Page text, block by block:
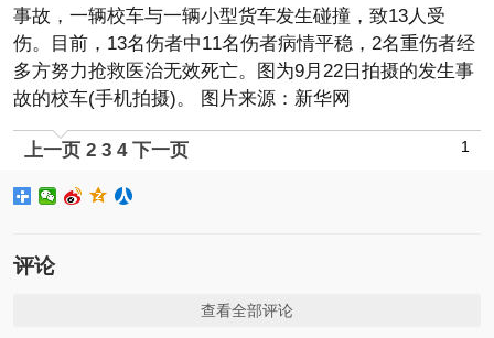
事故，一辆校车与一辆小型货车发生碰撞，致13人受
伤。目前，13名伤者中11名伤者病情平稳，2名重伤者经
多方努力抢救医治无效死亡。图为9月22日拍摄的发生事
故的校车(手机拍摄)。 图片来源：新华网
上一页 1
2 3 4 下一页
评论
查看全部评论